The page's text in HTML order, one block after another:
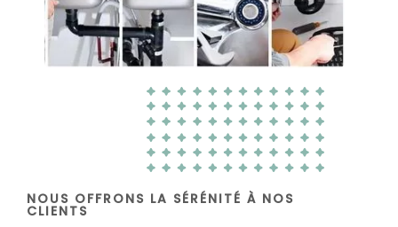
NOUS OFFRONS LA SÉRÉNITÉ À NOS
CLIENTS